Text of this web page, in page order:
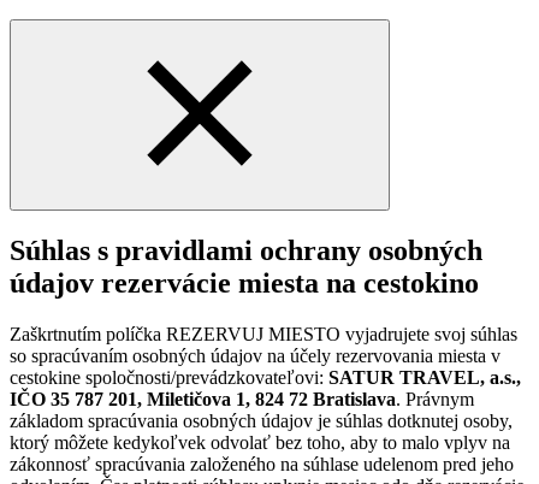
Súhlas s pravidlami ochrany osobných
údajov rezervácie miesta na cestokino
Zaškrtnutím políčka REZERVUJ MIESTO vyjadrujete svoj súhlas
so spracúvaním osobných údajov na účely rezervovania miesta v
cestokine spoločnosti/prevádzkovateľovi: SATUR TRAVEL, a.s.,
IČO 35 787 201, Miletičova 1, 824 72 Bratislava. Právnym
základom spracúvania osobných údajov je súhlas dotknutej osoby,
ktorý môžete kedykoľvek odvolať bez toho, aby to malo vplyv na
zákonnosť spracúvania založeného na súhlase udelenom pred jeho